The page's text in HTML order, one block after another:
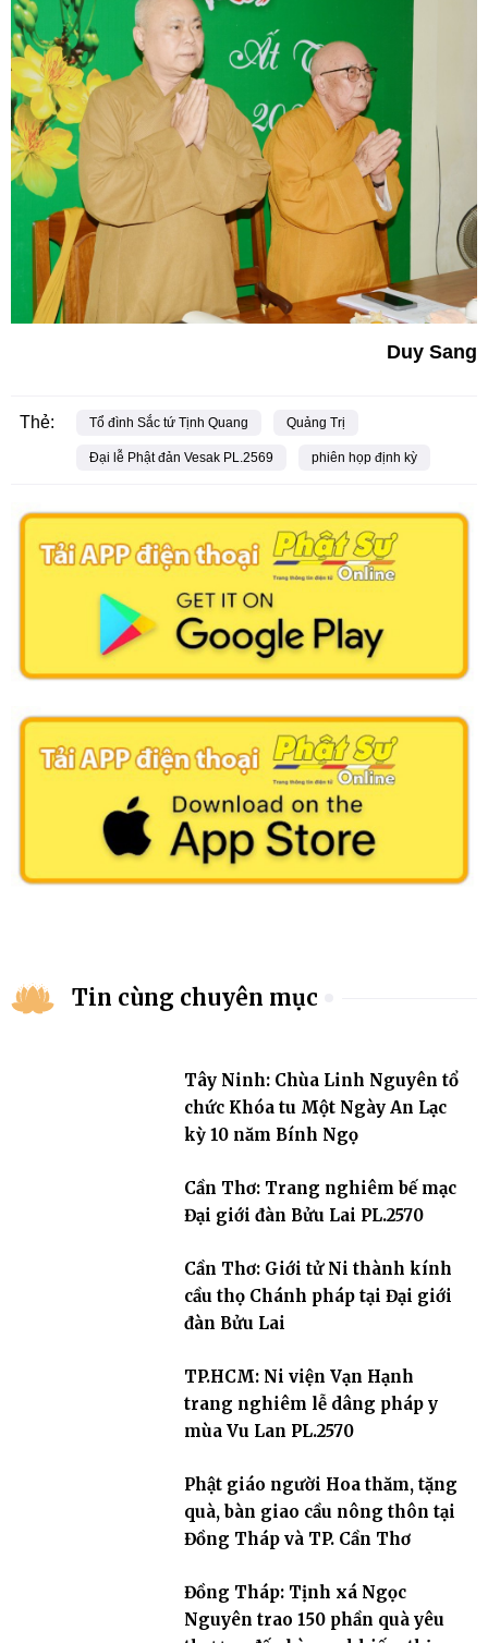
Duy Sang
Thẻ: Tổ đình Sắc tứ Tịnh Quang Quảng Trị
Đại lễ Phật đản Vesak PL.2569 phiên họp định kỳ
Tin cùng chuyên mục
Tây Ninh: Chùa Linh Nguyên tổ
chức Khóa tu Một Ngày An Lạc
kỳ 10 năm Bính Ngọ
Cần Thơ: Trang nghiêm bế mạc
Đại giới đàn Bửu Lai PL.2570
Cần Thơ: Giới tử Ni thành kính
cầu thọ Chánh pháp tại Đại giới
đàn Bửu Lai
TP.HCM: Ni viện Vạn Hạnh
trang nghiêm lễ dâng pháp y
mùa Vu Lan PL.2570
Phật giáo người Hoa thăm, tặng
quà, bàn giao cầu nông thôn tại
Đồng Tháp và TP. Cần Thơ
Đồng Tháp: Tịnh xá Ngọc
Nguyên trao 150 phần quà yêu